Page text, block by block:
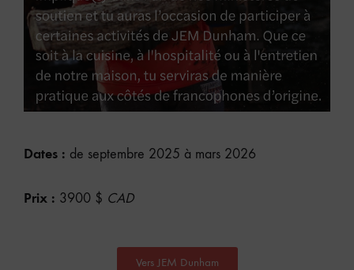
Dates : de septembre 2025 à mars 2026
Prix : 3900 $ CAD
Vers JEM Dunham